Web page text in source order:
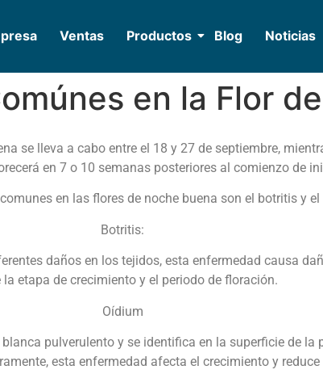
Ventas Productos Blog Noticias
en la Flor
se lleva a cabo entre el 18 y 27 de septiembre,
en 7 o 10 semanas posteriores al comienzo de
en las flores de noche buena son el botritis y
Botritis:
daños en los tejidos, esta enfermedad causa
la etapa de crecimiento y el periodo de floración.
Oídium
pulverulento y se identifica en la superficie de
esta enfermedad afecta el crecimiento y